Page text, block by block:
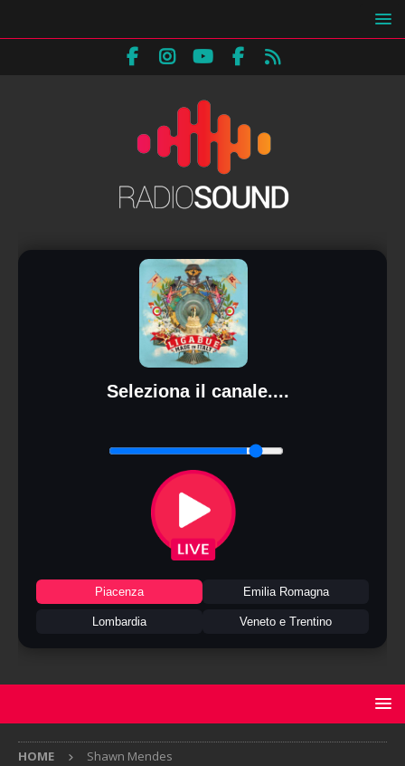
Seleziona il canale....
Piacenza Emilia Romagna
Lombardia Veneto e Trentino
HOME Shawn Mendes